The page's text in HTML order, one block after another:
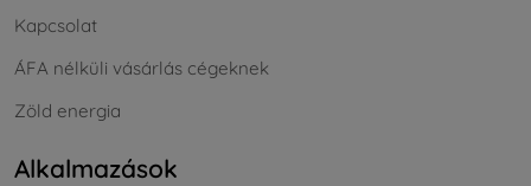
Kapcsolat
ÁFA nélküli vásárlás cégeknek
Zöld energia
Alkalmazások